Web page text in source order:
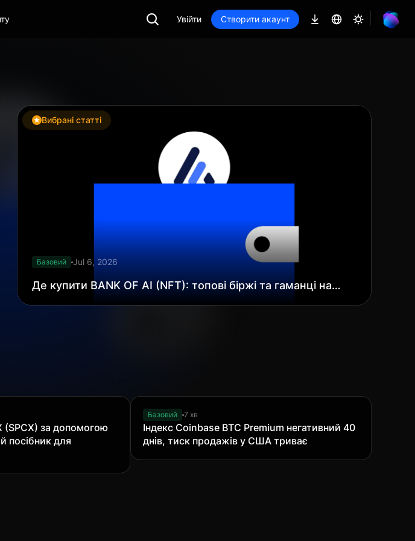
Увійти Створити акаунт
Вибрані статті
Базовий Jul 6, 2026
Де купити BANK OF AI (NFT): топові біржі та гаманці на
(SPCX) за допомогою
посібник для
Базовий 7 хв
Індекс Coinbase BTC Premium негативний 40
днів, тиск продажів у США триває